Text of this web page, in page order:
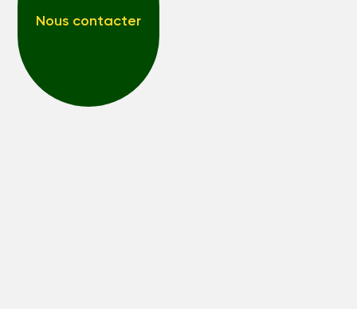
Nous contacter